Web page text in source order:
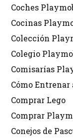
Coches
Cocinas
Colección
Colegio
Comisarías
Cómo
Comprar Lego
Comprar
Conejos de